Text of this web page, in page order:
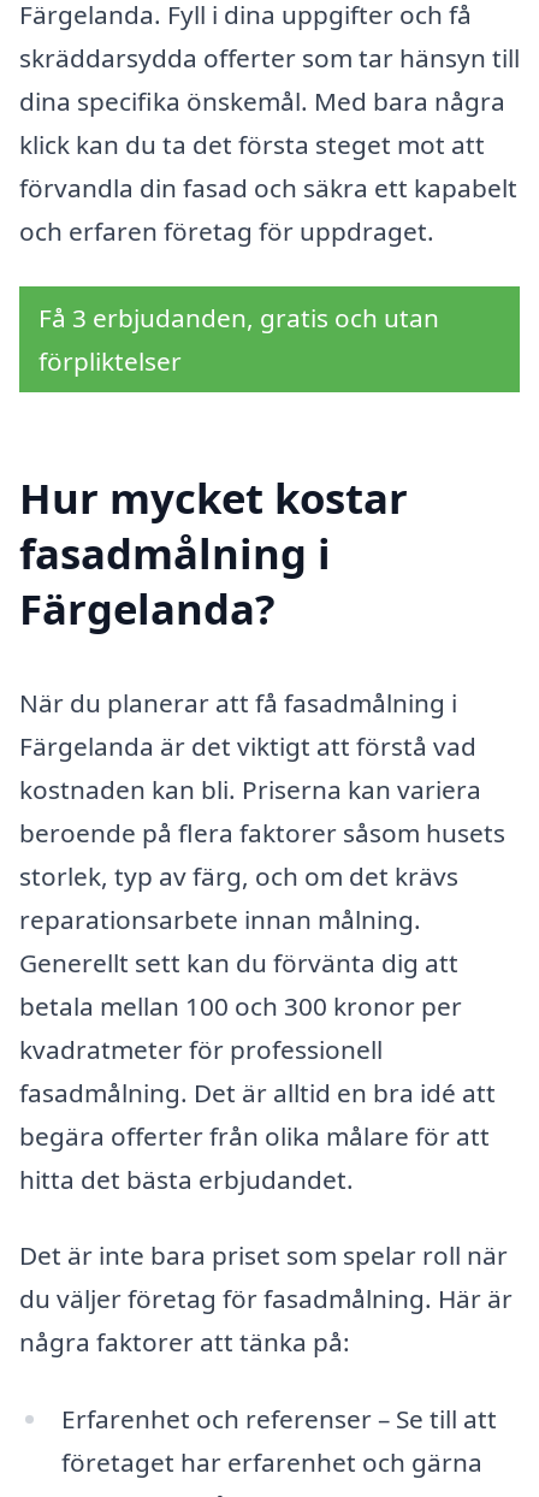
Färgelanda. Fyll i dina uppgifter och få
skräddarsydda offerter som tar hänsyn till
dina specifika önskemål. Med bara några
klick kan du ta det första steget mot att
förvandla din fasad och säkra ett kapabelt
och erfaren företag för uppdraget.
Få 3 erbjudanden, gratis och utan
förpliktelser
Hur mycket kostar
fasadmålning i
Färgelanda?
När du planerar att få fasadmålning i
Färgelanda är det viktigt att förstå vad
kostnaden kan bli. Priserna kan variera
beroende på flera faktorer såsom husets
storlek, typ av färg, och om det krävs
reparationsarbete innan målning.
Generellt sett kan du förvänta dig att
betala mellan 100 och 300 kronor per
kvadratmeter för professionell
fasadmålning. Det är alltid en bra idé att
begära offerter från olika målare för att
hitta det bästa erbjudandet.
Det är inte bara priset som spelar roll när
du väljer företag för fasadmålning. Här är
några faktorer att tänka på:
Erfarenhet och referenser – Se till att
företaget har erfarenhet och gärna